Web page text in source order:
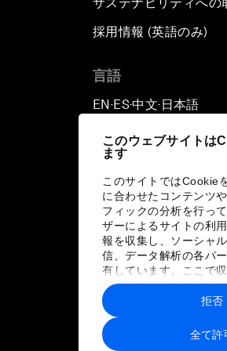
このウェブサイトは
ます
このサイトではCookie
に合わせたコンテンツ
フィックの分析を行っ
ザーによるサイトの利
報を収集し、ソーシャ
信、データ解析の各パ
有しています。ここで
ユーザーが各パートナ
報や各パートナーのサ
に収集された情報と組
トナーによって使用さ
す。
全て許
拒否
採用情報 (英語のみ)
言語
EN ▪ES▪中文▪ 日本語